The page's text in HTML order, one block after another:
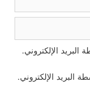
البريد الإلكتروني.
البريد الإلكتروني.